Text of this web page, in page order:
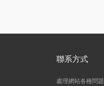
聯系方式
處理網站各種問題